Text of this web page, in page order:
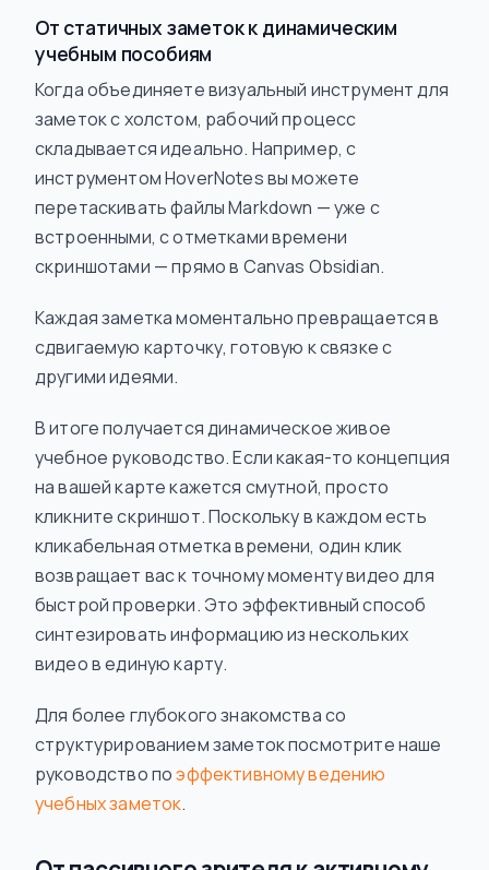
От статичных заметок к динамическим
учебным пособиям
Когда объединяете визуальный инструмент для
заметок с холстом, рабочий процесс
складывается идеально. Например, с
инструментом HoverNotes вы можете
перетаскивать файлы Markdown — уже с
встроенными, с отметками времени
скриншотами — прямо в Canvas Obsidian.
Каждая заметка моментально превращается в
сдвигаемую карточку, готовую к связке с
другими идеями.
В итоге получается динамическое живое
учебное руководство. Если какая-то концепция
на вашей карте кажется смутной, просто
кликните скриншот. Поскольку в каждом есть
кликабельная отметка времени, один клик
возвращает вас к точному моменту видео для
быстрой проверки. Это эффективный способ
синтезировать информацию из нескольких
видео в единую карту.
Для более глубокого знакомства со
структурированием заметок посмотрите наше
руководство поэффективному ведению
учебных заметок.